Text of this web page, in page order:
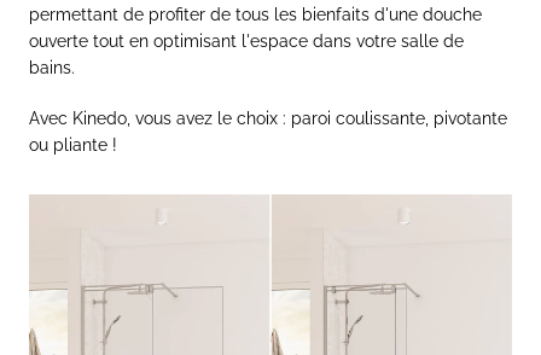
permettant de profiter de tous les bienfaits d'une douche
ouverte tout en optimisant l'espace dans votre salle de
bains.
Avec Kinedo, vous avez le choix : paroi coulissante, pivotante
ou pliante !